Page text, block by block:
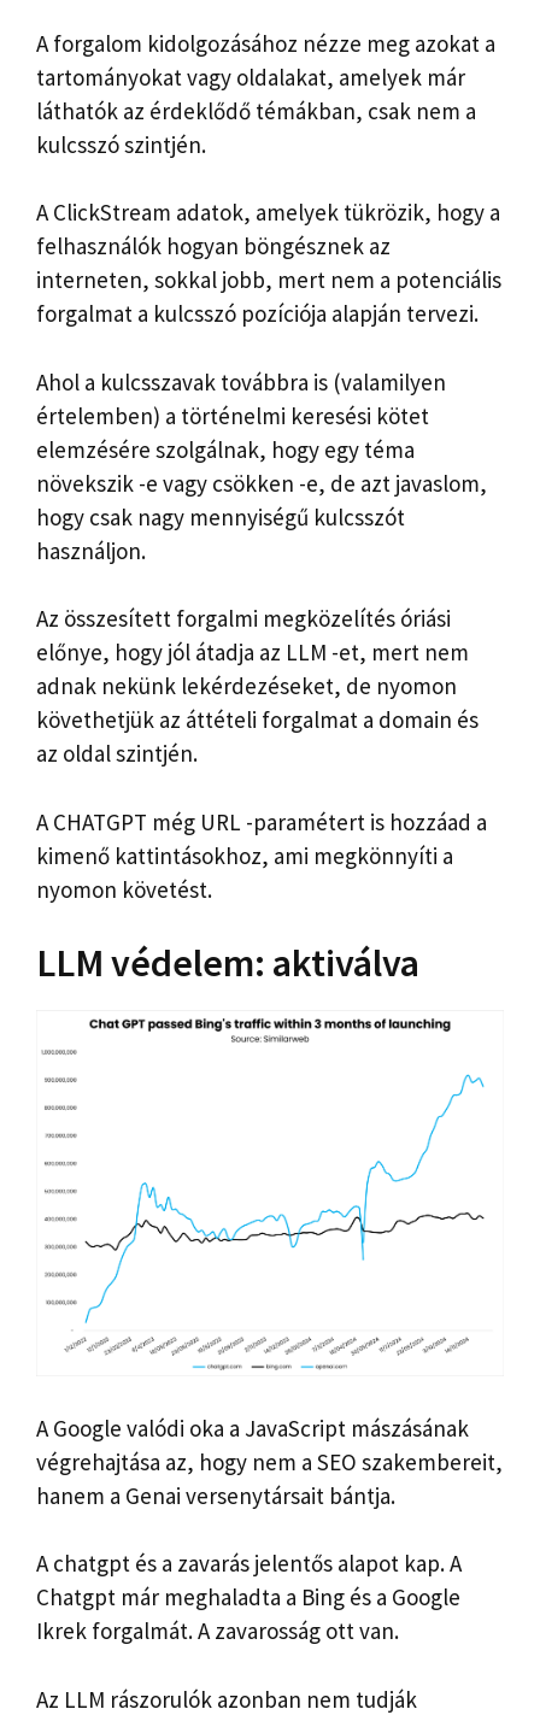
A forgalom kidolgozásához nézze meg azokat a
tartományokat vagy oldalakat, amelyek már
láthatók az érdeklődő témákban, csak nem a
kulcsszó szintjén.
A ClickStream adatok, amelyek tükrözik, hogy a
felhasználók hogyan böngésznek az
interneten, sokkal jobb, mert nem a potenciális
forgalmat a kulcsszó pozíciója alapján tervezi.
Ahol a kulcsszavak továbbra is (valamilyen
értelemben) a történelmi keresési kötet
elemzésére szolgálnak, hogy egy téma
növekszik -e vagy csökken -e, de azt javaslom,
hogy csak nagy mennyiségű kulcsszót
használjon.
Az összesített forgalmi megközelítés óriási
előnye, hogy jól átadja az LLM -et, mert nem
adnak nekünk lekérdezéseket, de nyomon
követhetjük az áttételi forgalmat a domain és
az oldal szintjén.
A CHATGPT még URL -paramétert is hozzáad a
kimenő kattintásokhoz, ami megkönnyíti a
nyomon követést.
LLM védelem: aktiválva
A Google valódi oka a JavaScript mászásának
végrehajtása az, hogy nem a SEO szakembereit,
hanem a Genai versenytársait bántja.
A chatgpt és a zavarás jelentős alapot kap. A
Chatgpt már meghaladta a Bing és a Google
Ikrek forgalmát. A zavarosság ott van.
Az LLM rászorulók azonban nem tudják